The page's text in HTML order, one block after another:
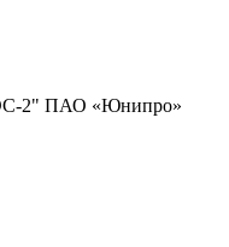
2" ПАО «Юнипро»